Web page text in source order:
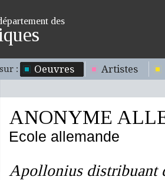
des
: Oeuvres Artistes
ANONYME
Ecole allemande
Apollonius distribuant